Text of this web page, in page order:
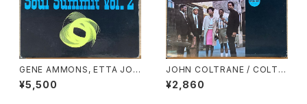
GENE AMMONS, ETTA JON
ES, JACK McDUFF / SOUL
SUMMIT VOL.2
¥5,500
JOHN COLTRANE / COLTR
ANE LIVE AT THE VILLAGE
VANGUARD AGAIN!
¥2,860